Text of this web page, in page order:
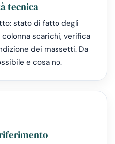
tecnica
stato di fatto degli
scarichi, verifica
dei massetti. Da
e cosa no.